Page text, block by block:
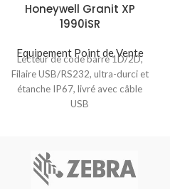
Honeywell Granit XP
1990iSR
Equipement Point de Vente
Lecteur de code barre 1D/2D,
Filaire USB/RS232, ultra-durci et
étanche IP67, livré avec câble
USB